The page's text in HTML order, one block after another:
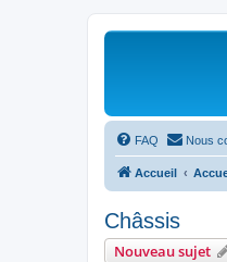
FAQ Nous
Accueil
Châssis
Nouveau sujet